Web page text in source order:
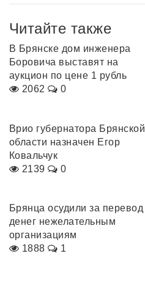
Читайте также
В Брянске дом инженера
Боровича выставят на
аукцион по цене 1 рубль
2062
0
Врио губернатора Брянской
области назначен Егор
Ковальчук
2139
0
Брянца осудили за перевод
денег нежелательным
организациям
1888
1